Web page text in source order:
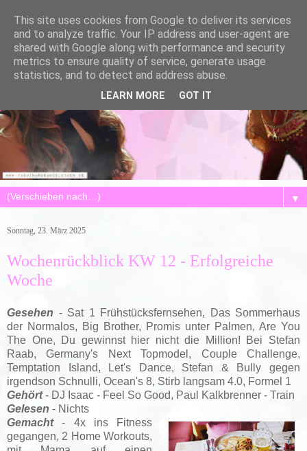
▼
Sonntag, 23. März 2025
Wochenrückblick KW 12 - Erfolgreiche
Woche
Gesehen - Sat 1 Frühstücksfernsehen, Das Sommerhaus
der Normalos, Big Brother, Promis unter Palmen, Are You
The One, Du gewinnst hier nicht die Million! Bei Stefan
Raab, Germany's Next Topmodel, Couple Challenge,
Temptation Island, Let's Dance, Stefan & Bully gegen
irgendson Schnulli, Ocean's 8, Stirb langsam 4.0, Formel 1
Gehört- DJ Isaac - Feel So Good, Paul Kalkbrenner - Train
Gelesen - Nichts
Gemacht- 4x ins Fitness
gegangen, 2 Home Workouts,
This site uses cookies from Google to deliver its services
and to analyze traffic. Your IP address and user-agent are
shared with Google along with performance and security
metrics to ensure quality of service, generate usage
statistics, and to detect and address abuse.
LEARN MORE GOT IT